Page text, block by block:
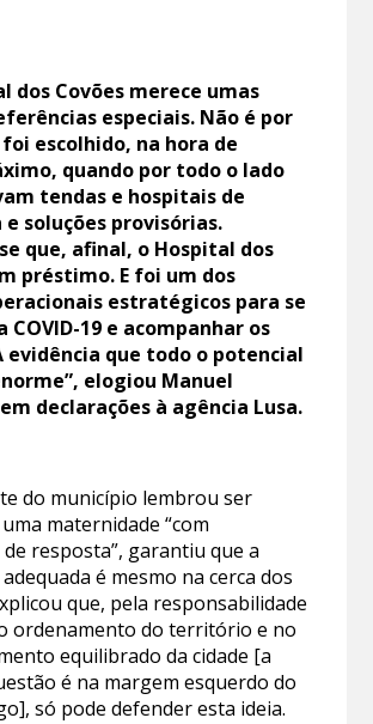
dos Covões merece umas
especiais. Não é por
escolhido, na hora de
quando por todo o lado
tendas e hospitais de
e soluções provisórias.
que, afinal, o Hospital dos
préstimo. E foi um dos
estratégicos para se
COVID-19 e acompanhar os
evidência que todo o potencial
elogiou Manuel
declarações à agência Lusa.
do município lembrou ser
maternidade “com
de resposta”, garantiu que a
é mesmo na cerca dos
que, pela responsabilidade
ordenamento do território e no
equilibrado da cidade [a
é na margem esquerdo do
só pode defender esta ideia.